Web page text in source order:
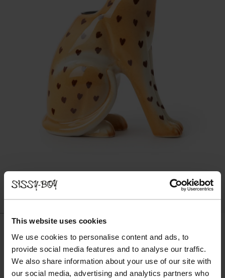
This website uses cookies
We use cookies to personalise content and ads, to
provide social media features and to analyse our traffic.
We also share information about your use of our site with
our social media, advertising and analytics partners who
- 60% STORE ONLY
Chandelier léopard